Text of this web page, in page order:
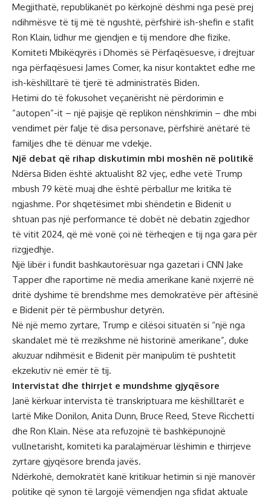
Megjithatë, republikanët po kërkojnë dëshmi nga pesë prej
ndihmësve të tij më të ngushtë, përfshirë ish-shefin e stafit
Ron Klain, lidhur me gjendjen e tij mendore dhe fizike.
Komiteti Mbikëqyrës i Dhomës së Përfaqësuesve, i drejtuar
nga përfaqësuesi James Comer, ka nisur kontaktet edhe me
ish-këshilltarë të tjerë të administratës Biden.
Hetimi do të fokusohet veçanërisht në përdorimin e
“autopen”-it – një pajisje që replikon nënshkrimin – dhe mbi
vendimet për falje të disa personave, përfshirë anëtarë të
familjes dhe të dënuar me vdekje.
Një debat që rihap diskutimin mbi moshën në politikë
Ndërsa Biden është aktualisht 82 vjeç, edhe vetë Trump
mbush 79 këtë muaj dhe është përballur me kritika të
ngjashme. Por shqetësimet mbi shëndetin e Bidenit u
shtuan pas një performance të dobët në debatin zgjedhor
të vitit 2024, që më vonë çoi në tërheqjen e tij nga gara për
rizgjedhje.
Një libër i fundit bashkautorësuar nga gazetari i CNN Jake
Tapper dhe raportime në media amerikane kanë nxjerrë në
dritë dyshime të brendshme mes demokratëve për aftësinë
e Bidenit për të përmbushur detyrën.
Në një memo zyrtare, Trump e cilësoi situatën si “një nga
skandalet më të rrezikshme në historinë amerikane”, duke
akuzuar ndihmësit e Bidenit për manipulim të pushtetit
ekzekutiv në emër të tij.
Intervistat dhe thirrjet e mundshme gjyqësore
Janë kërkuar intervista të transkriptuara me këshilltarët e
lartë Mike Donilon, Anita Dunn, Bruce Reed, Steve Ricchetti
dhe Ron Klain. Nëse ata refuzojnë të bashkëpunojnë
vullnetarisht, komiteti ka paralajmëruar lëshimin e thirrjeve
zyrtare gjyqësore brenda javës.
Ndërkohë, demokratët kanë kritikuar hetimin si një manovër
politike që synon të largojë vëmendjen nga sfidat aktuale